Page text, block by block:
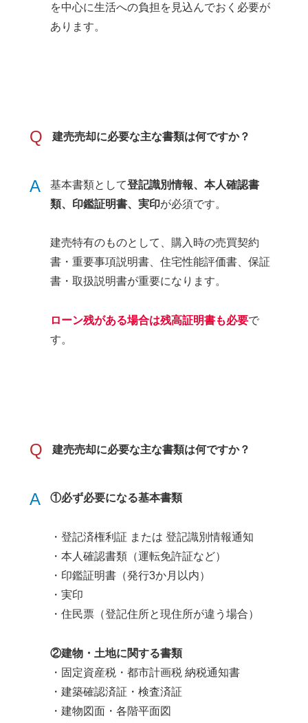
を中心に生活への負担を見込んでおく必要が
あります。
Q 建売売却に必要な主な書類は何ですか？
A 基本書類として登記識別情報、本人確認書
類、印鑑証明書、実印が必須です。
建売特有のものとして、購入時の売買契約
書・重要事項説明書、住宅性能評価書、保証
書・取扱説明書が重要になります。
ローン残がある場合は残高証明書も必要で
す。
Q 建売売却に必要な主な書類は何ですか？
A ①必ず必要になる基本書類
・登記済権利証 または 登記識別情報通知
・本人確認書類（運転免許証など）
・印鑑証明書（発行3か月以内）
・実印
・住民票（登記住所と現住所が違う場合）
②建物・土地に関する書類
・固定資産税・都市計画税 納税通知書
・建築確認済証・検査済証
・建物図面・各階平面図